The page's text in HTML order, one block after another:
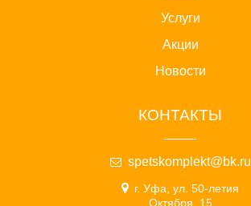
Услуги
Акции
Новости
КОНТАКТЫ
spetskomplekt@bk.ru
г. Уфа, ул. 50-летия
Октября, 15